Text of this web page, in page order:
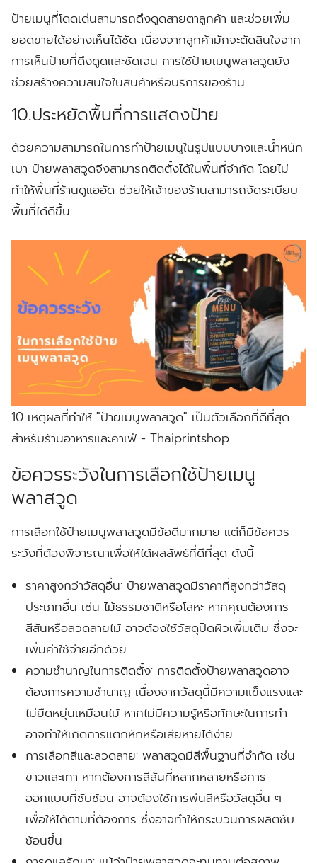
ป้ายเมนูที่โดดเด่นสามารถดึงดูดสายตาลูกค้า และช่วยเพิ่ม
ยอดขายได้อย่างเห็นได้ชัด เนื่องจากลูกค้ามักจะตัดสินใจจาก
การเห็นป้ายที่ดึงดูดและชัดเจน การใช้ป้ายเมนูพลาสวูดยัง
ช่วยสร้างความสนใจในสินค้าหรือบริการของร้าน
10.ประหยัดพื้นที่การแสดงป้าย
ด้วยความสามารถในการทำป้ายเมนูในรูปแบบบางและน้ำหนัก
เบา ป้ายพลาสวูดจึงสามารถติดตั้งได้ในพื้นที่จำกัด โดยไม่
ทำให้พื้นที่ร้านดูแออัด ช่วยให้เจ้าของร้านสามารถจัดระเบียบ
พื้นที่ได้ดีขึ้น
10 เหตุผลที่ทำให้ "ป้ายเมนูพลาสวูด" เป็นตัวเลือกที่ดีที่สุด
สำหรับร้านอาหารและคาเฟ่ - Thaiprintshop
ข้อควรระวังในการเลือกใช้ป้ายเมนู
พลาสวูด
การเลือกใช้ป้ายเมนูพลาสวูดมีข้อดีมากมาย แต่ก็มีข้อควร
ระวังที่ต้องพิจารณาเพื่อให้ได้ผลลัพธ์ที่ดีที่สุด ดังนี้
ราคาสูงกว่าวัสดุอื่น: ป้ายพลาสวูดมีราคาที่สูงกว่าวัสดุ
ประเภทอื่น เช่น ไม้ธรรมชาติหรือโลหะ หากคุณต้องการ
สีสันหรือลวดลายไม้ อาจต้องใช้วัสดุปิดผิวเพิ่มเติม ซึ่งจะ
เพิ่มค่าใช้จ่ายอีกด้วย
ความชำนาญในการติดตั้ง: การติดตั้งป้ายพลาสวูดอาจ
ต้องการความชำนาญ เนื่องจากวัสดุนี้มีความแข็งแรงและ
ไม่ยืดหยุ่นเหมือนไม้ หากไม่มีความรู้หรือทักษะในการทำ
อาจทำให้เกิดการแตกหักหรือเสียหายได้ง่าย
การเลือกสีและลวดลาย: พลาสวูดมีสีพื้นฐานที่จำกัด เช่น
ขาวและเทา หากต้องการสีสันที่หลากหลายหรือการ
ออกแบบที่ซับซ้อน อาจต้องใช้การพ่นสีหรือวัสดุอื่น ๆ
เพื่อให้ได้ตามที่ต้องการ ซึ่งอาจทำให้กระบวนการผลิตซับ
ซ้อนขึ้น